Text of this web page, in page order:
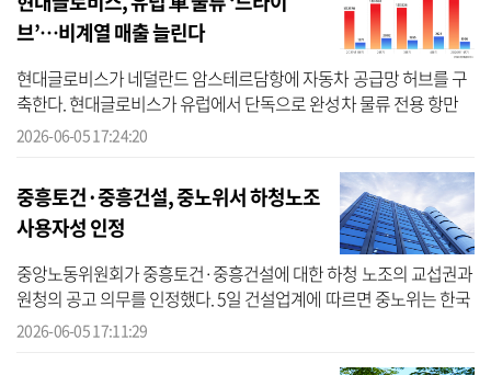
브’…비계열 매출 늘린다
현대글로비스가 네덜란드 암스테르담항에 자동차 공급망 허브를 구
축한다. 현대글로비스가 유럽에서 단독으로 완성차 물류 전용 항만
거점을 확보한 건 이번이 처음이다. 현대글로비스는 해상과 내륙을
2026-06-05 17:24:20
중흥토건·중흥건설, 중노위서 하청노조
사용자성 인정
중앙노동위원회가 중흥토건·중흥건설에 대한 하청 노조의 교섭권과
원청의 공고 의무를 인정했다. 5일 건설업계에 따르면 중노위는 한국
노동조합연맹 소속 한국타워크레인조종사노동조합이 중흥토건과
2026-06-05 17:11:29